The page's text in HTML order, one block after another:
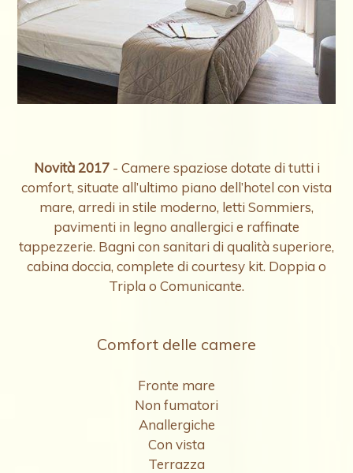
Novità 2017- Camere spaziose dotate di tutti i
comfort, situate all’ultimo piano dell’hotel con vista
mare, arredi in stile moderno, letti Sommiers,
pavimenti in legno anallergici e raffinate
tappezzerie. Bagni con sanitari di qualità superiore,
cabina doccia, complete di courtesy kit. Doppia o
Tripla o Comunicante.
Comfort delle camere
Fronte mare
Non fumatori
Anallergiche
Con vista
Terrazza